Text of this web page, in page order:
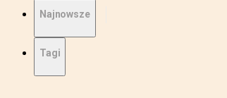
Najnowsze
Tagi